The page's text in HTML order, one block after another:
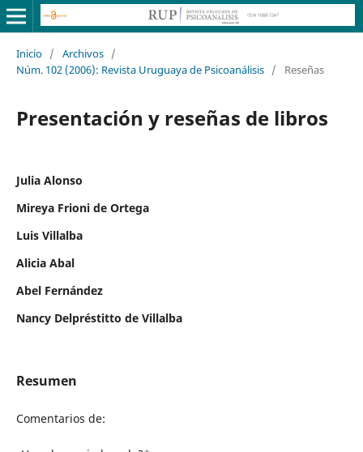
Inicio / Archivos /
Núm. 102 (2006): Revista Uruguaya de Psicoanálisis / Reseñas
Presentación y reseñas de libros
Julia Alonso
Mireya Frioni de Ortega
Luis Villalba
Alicia Abal
Abel Fernández
Nancy Delpréstitto de Villalba
Resumen
Comentarios de: